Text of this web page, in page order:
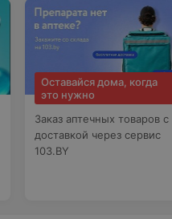
Оставайся дома, когда
это нужно
Заказ аптечных товаров с
доставкой через сервис
103.BY